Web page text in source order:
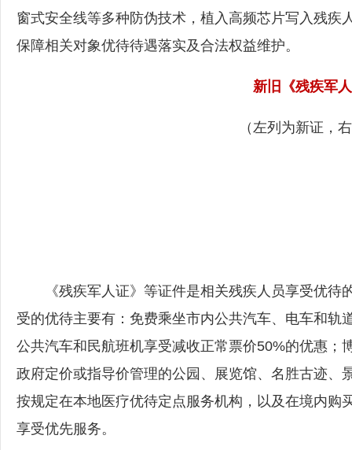
窗式安全线等多种防伪技术，植入高频芯片写入残疾
保障相关对象优待待遇落实及合法权益维护。
新旧《残疾军
（左列为新证，
《残疾军人证》等证件是相关残疾人员享受优待
受的优待主要有：免费乘坐市内公共汽车、电车和轨
公共汽车和民航班机享受减收正常票价50%的优惠；
政府定价或指导价管理的公园、展览馆、名胜古迹、
按规定在本地医疗优待定点服务机构，以及在境内购
享受优先服务。